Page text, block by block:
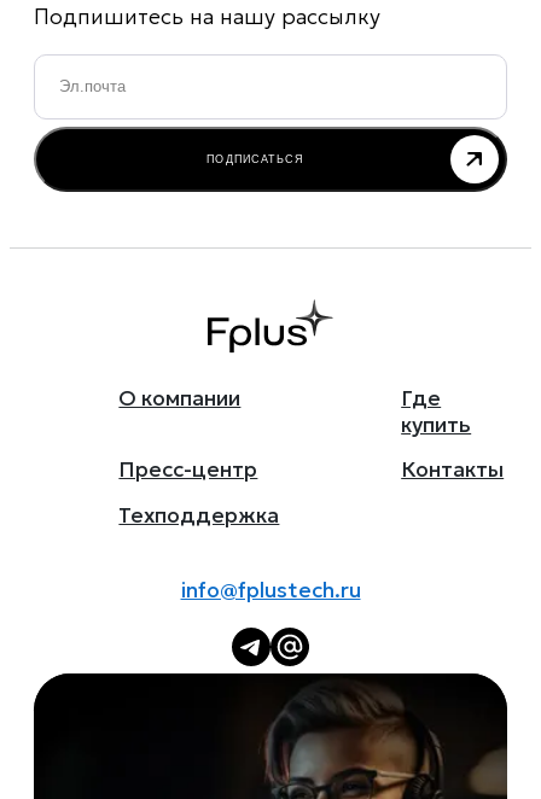
Подпишитесь на нашу рассылку
Email
ПОДПИСАТЬСЯ
О компании
Где
купить
Пресс-центр
Контакты
Техподдержка
info@fplustech.ru